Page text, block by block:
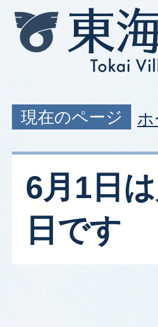
現在のページ ホ
6月1日
日です